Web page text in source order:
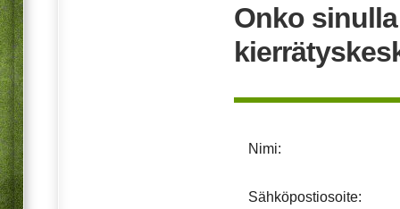
Onko
Nimi:
Sähköpostiosoite: